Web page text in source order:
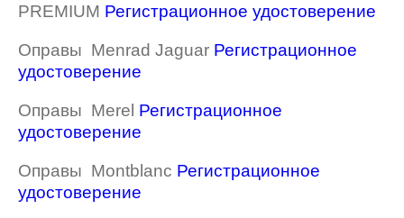
PREMIUM Регистрационное удостоверение
Оправы Menrad Jaguar Регистрационное
удостоверение
Оправы Merel Регистрационное
удостоверение
Оправы Montblanc Регистрационное
удостоверение